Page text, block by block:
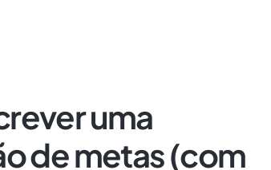
uma
de metas (com